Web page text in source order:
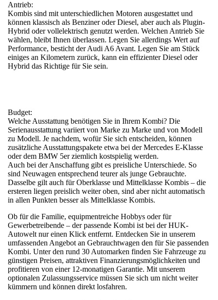
Antrieb:
Kombis sind mit unterschiedlichen Motoren ausgestattet und
können klassisch als Benziner oder Diesel, aber auch als Plugin-
Hybrid oder vollelektrisch genutzt werden. Welchen Antrieb Sie
wählen, bleibt Ihnen überlassen. Legen Sie allerdings Wert auf
Performance, besticht der Audi A6 Avant. Legen Sie am Stück
einiges an Kilometern zurück, kann ein effizienter Diesel oder
Hybrid das Richtige für Sie sein.
Budget:
Welche Ausstattung benötigen Sie in Ihrem Kombi? Die
Serienausstattung variiert von Marke zu Marke und von Modell
zu Modell. Je nachdem, wofür Sie sich entscheiden, können
zusätzliche Ausstattungspakete etwa bei der Mercedes E-Klasse
oder dem BMW 5er ziemlich kostspielig werden.
Auch bei derAnschaffung gibt es preisliche Unterschiede. So
sind Neuwagen entsprechend teurer als junge Gebrauchte.
Dasselbe gilt auch für Oberklasse und Mittelklasse Kombis – die
ersteren liegen preislich weiter oben, sind aber nicht automatisch
in allen Punkten besser als Mittelklasse Kombis.
Ob für die Familie, equipmentreiche Hobbys oder für
Gewerbetreibende – der passende Kombi ist bei der HUK-
Autowelt nur einen Klick entfernt. Entdecken Sie in unserem
umfassenden Angebot an Gebrauchtwagen den für Sie passenden
Kombi. Unter den rund 30 Automarken finden Sie Fahrzeuge zu
günstigen Preisen, attraktiven Finanzierungsmöglichkeiten und
profitieren von einer 12-monatigen Garantie. Mit unserem
optionalen Zulassungsservice müssen Sie sich um nicht weiter
kümmern und können direkt losfahren.